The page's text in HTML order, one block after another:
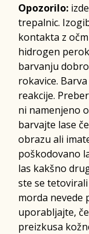
Opozorilo:
trepalnic.
kontakta z
hidrogen
barvanju
rokavice.
reakcije.
ni namenjeno
barvajte lase
obrazu ali
poškodovano
las kakšno
ste se
morda nevede
uporabljajte,
preizkusa